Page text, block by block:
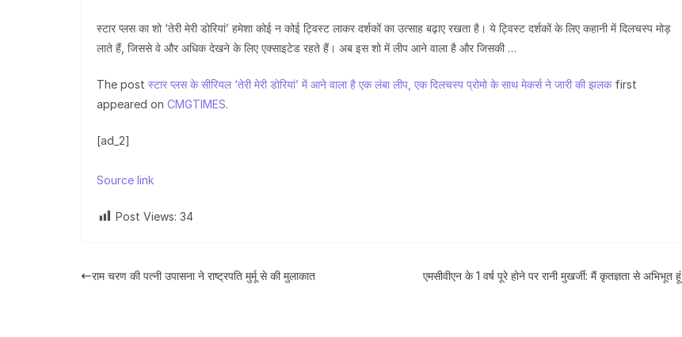
स्टार प्लस का शो ‘तेरी मेरी डोरियां’ हमेशा कोई न कोई ट्विस्ट लाकर दर्शकों का उत्साह बढ़ाए रखता है। ये ट्विस्ट दर्शकों के लिए कहानी में दिलचस्प मोड़
लाते हैं, जिससे वे और अधिक देखने के लिए एक्साइटेड रहते हैं। अब इस शो में लीप आने वाला है और जिसकी …
The post स्टार प्लस के सीरियल ‘तेरी मेरी डोरियां’ में आने वाला है एक लंबा लीप, एक दिलचस्प प्रोमो के साथ मेकर्स ने जारी की झलकfirst
appeared on CMGTIMES.
[ad_2]
Source link
Post Views: 34
राम चरण की पत्नी उपासना ने राष्ट्रपति मुर्मू से की मुलाकात एमसीवीएन के 1 वर्ष पूरे होने पर रानी मुखर्जी: मैं कृतज्ञता से अभिभूत हूं